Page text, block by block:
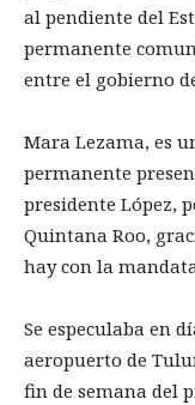
al pendiente del
permanente
entre el gobierno
Mara Lezama, es
permanente
presidente López,
Quintana Roo,
hay con la
Se especulaba en
aeropuerto de
fin de semana del